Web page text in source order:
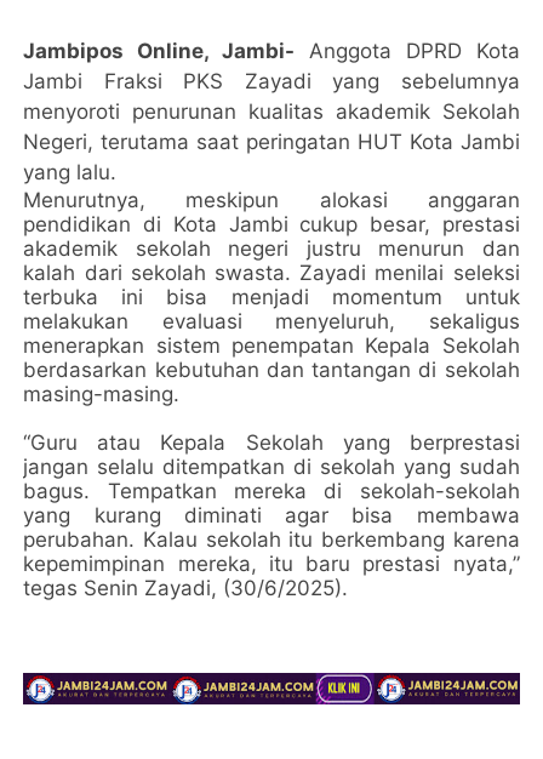
Jambipos Online, Jambi- Anggota DPRD Kota
Jambi Fraksi PKS Zayadi yang sebelumnya
menyoroti penurunan kualitas akademik Sekolah
Negeri, terutama saat peringatan HUT Kota Jambi
yang lalu.
Menurutnya, meskipun alokasi anggaran
pendidikan di Kota Jambi cukup besar, prestasi
akademik sekolah negeri justru menurun dan
kalah dari sekolah swasta. Zayadi menilai seleksi
terbuka ini bisa menjadi momentum untuk
melakukan evaluasi menyeluruh, sekaligus
menerapkan sistem penempatan Kepala Sekolah
berdasarkan kebutuhan dan tantangan di sekolah
masing-masing.
“Guru atau Kepala Sekolah yang berprestasi
jangan selalu ditempatkan di sekolah yang sudah
bagus. Tempatkan mereka di sekolah-sekolah
yang kurang diminati agar bisa membawa
perubahan. Kalau sekolah itu berkembang karena
kepemimpinan mereka, itu baru prestasi nyata,”
tegas Senin Zayadi, (30/6/2025).